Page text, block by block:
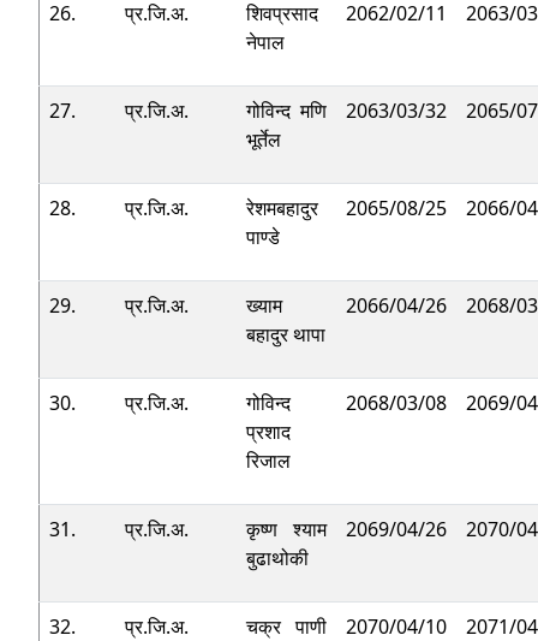
26. प्र.जि.अ.
शिवप्रसाद
नेपाल
2062/02/11 2063/
27. प्र.जि.अ.
गोविन्द मणि
भूर्तेल
2063/03/32 2065/
28. प्र.जि.अ.
रेशमबहादुर
पाण्डे
2065/08/25 2066/
29. प्र.जि.अ.
ख्याम
बहादुर थापा
2066/04/26 2068/
30. प्र.जि.अ.
गोविन्द
प्रशाद
रिजाल
2068/03/08 2069/
31. प्र.जि.अ.
कृष्ण श्याम
बुढाथोकी
2069/04/26 2070/
32. प्र.जि.अ.
चक्र पाणी
2070/04/10 2071/